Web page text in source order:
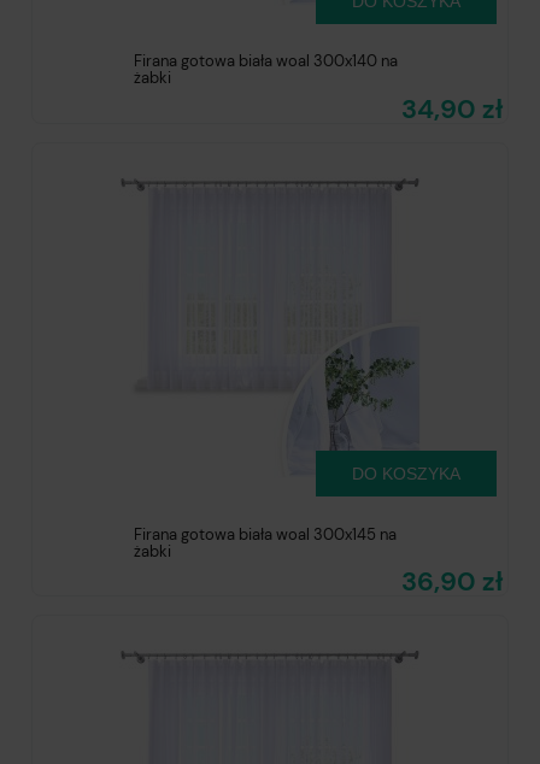
Firana gotowa biała woal 300x140 na
żabki
34,90 zł
Firana gotowa biała woal 300x145 na
żabki
36,90 zł
DO KOSZYKA